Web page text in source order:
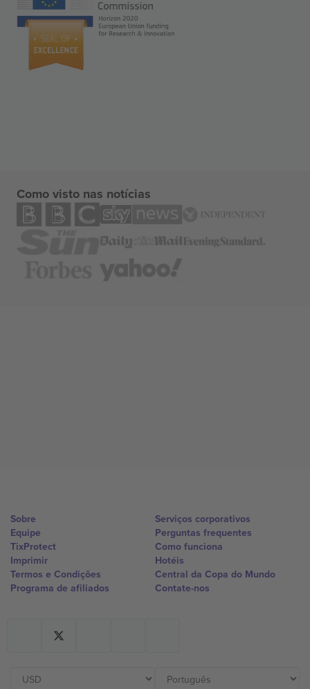
Como visto nas notícias
Sobre
Equipe
TixProtect
Imprimir
Termos e Condições
Programa de afiliados
Serviços corporativos
Perguntas frequentes
Como funciona
Hotéis
Central da Copa do Mundo
Contate-nos